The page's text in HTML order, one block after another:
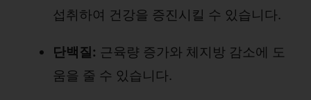
섭취하여 건강을 증진시킬 수 있습니다.
단백질: 근육량 증가와 체지방 감소에 도
움을 줄 수 있습니다.